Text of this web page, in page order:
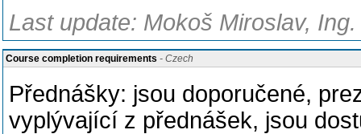
Last update: Mokoš Miroslav,
Course completion requirements - Czech
Přednášky: jsou doporučené,
vyplývající z přednášek, jsou